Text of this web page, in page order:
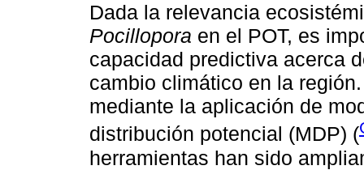
Dada la relevancia
Pocillopora en el POT, es
capacidad predictiva acerca
cambio climático en la
mediante la aplicación de
distribución potencial (MDP) (
herramientas han sido